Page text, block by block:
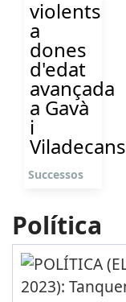
violents
a
dones
d'edat
avançada
a Gavà
i
Viladecans
Successos
Política